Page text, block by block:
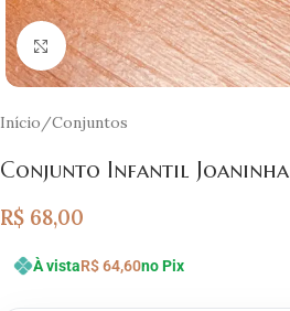
Clique para ampliar
Início/Conjuntos
Conjunto Infantil Joaninha
R$ 68,00
À vistaR$64,60no Pix